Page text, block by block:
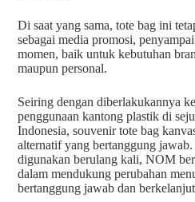
Di saat yang sama, tote bag ini
sebagai media promosi,
momen, baik untuk kebutuhan
maupun personal.
Seiring dengan diberlakukannya
penggunaan kantong plastik di
Indonesia, souvenir tote bag
alternatif yang bertanggung
digunakan berulang kali, NOM
dalam mendukung perubahan
bertanggung jawab dan